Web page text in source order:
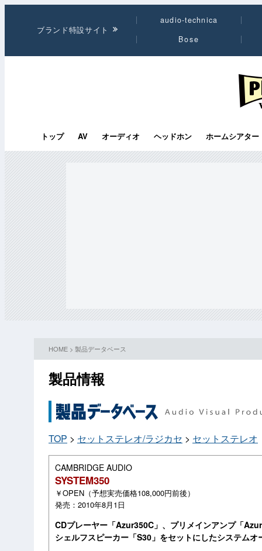
ブランド特設サイト
audio-technica
Bose
トップ AV オーディオ ヘッドホン ホームシアター
HOME > 製品データベース
製品情報
TOP > セットステレオ/ラジカセ > セットステレオ
CAMBRIDGE AUDIO
SYSTEM350
￥OPEN（予想実売価格108,000円前後）
発売：2010年8月1日
CDプレーヤー「Azur350C」、プリメインアンプ「
シェルフスピーカー「S30」をセットにしたシステムオ